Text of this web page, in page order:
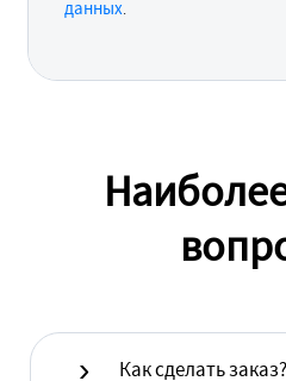
данных.
Как сделать заказ?